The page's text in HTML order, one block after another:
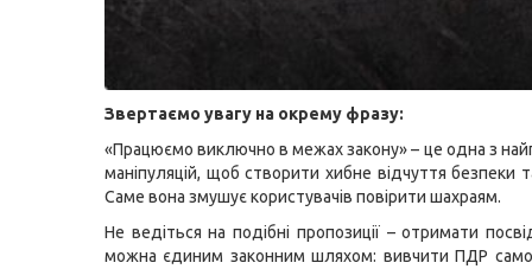
Звертаємо увагу на окрему фразу:
«Працюємо виключно в межах закону» – це одна з
маніпуляцій, щоб створити хибне відчуття безпеки
Саме вона змушує користувачів повірити шахраям.
Не ведіться на подібні пропозиції – отримати
можна єдиним законним шляхом: вивчити ПДР